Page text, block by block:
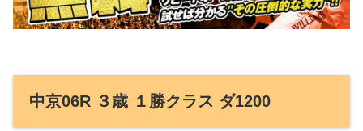
中京06R ３歳 １勝クラス ダ1200